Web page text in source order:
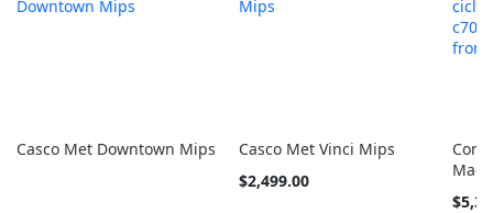
Casco Met Downtown Mips Casco Met Vinci Mips
Tan
$2,499.00